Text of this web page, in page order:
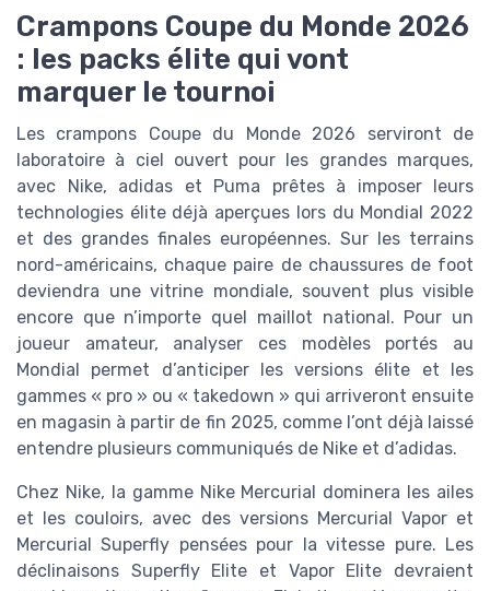
Crampons Coupe du Monde 2026
: les packs élite qui vont
marquer le tournoi
Les crampons Coupe du Monde 2026 serviront de
laboratoire à ciel ouvert pour les grandes marques,
avec Nike, adidas et Puma prêtes à imposer leurs
technologies élite déjà aperçues lors du Mondial 2022
et des grandes finales européennes. Sur les terrains
nord-américains, chaque paire de chaussures de foot
deviendra une vitrine mondiale, souvent plus visible
encore que n’importe quel maillot national. Pour un
joueur amateur, analyser ces modèles portés au
Mondial permet d’anticiper les versions élite et les
gammes « pro » ou « takedown » qui arriveront ensuite
en magasin à partir de fin 2025, comme l’ont déjà laissé
entendre plusieurs communiqués de Nike et d’adidas.
Chez Nike, la gamme Nike Mercurial dominera les ailes
et les couloirs, avec des versions Mercurial Vapor et
Mercurial Superfly pensées pour la vitesse pure. Les
déclinaisons Superfly Elite et Vapor Elite devraient